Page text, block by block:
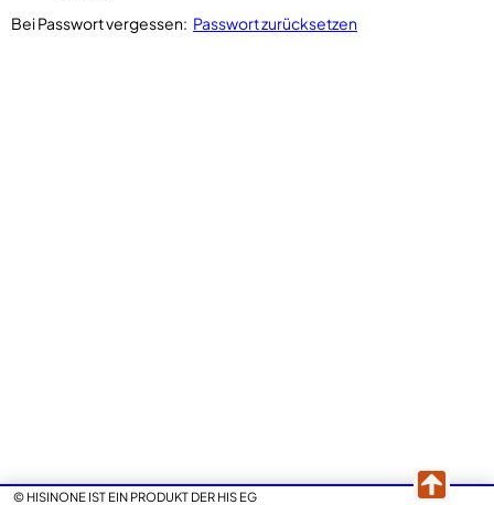
Bei Passwort vergessen: Passwort zurücksetzen
© HISINONE IST EIN PRODUKT DER HIS EG